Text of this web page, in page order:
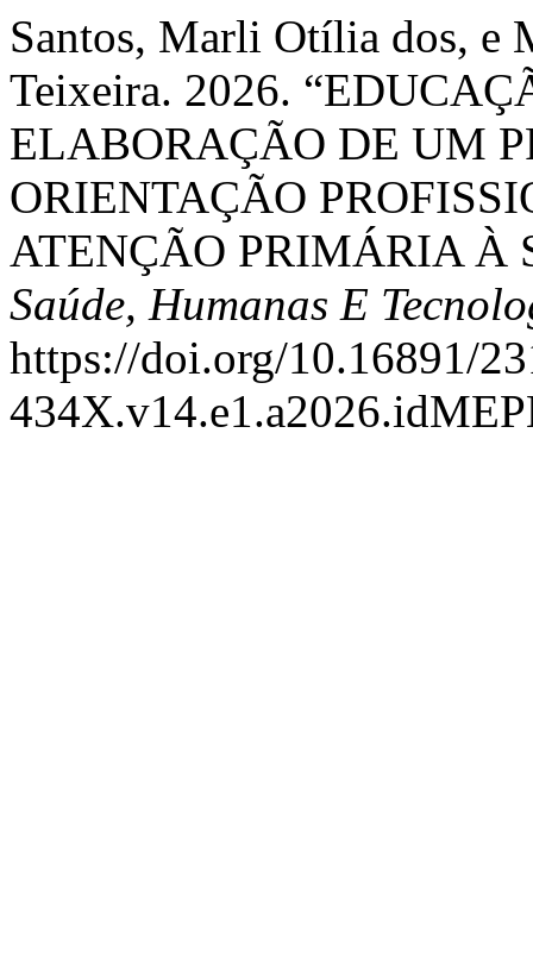
Santos, Marli Otília dos, e
Teixeira. 2026.
ELABORAÇÃO DE UM
ORIENTAÇÃO
ATENÇÃO PRIMÁRIA À
Saúde, Humanas E
https://doi.org/10.16891/